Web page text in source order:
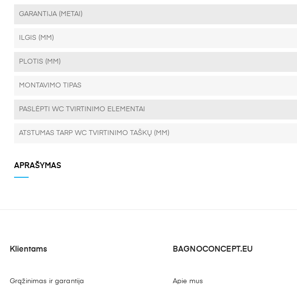
GARANTIJA (METAI)
ILGIS (MM)
PLOTIS (MM)
MONTAVIMO TIPAS
PASLĖPTI WC TVIRTINIMO ELEMENTAI
ATSTUMAS TARP WC TVIRTINIMO TAŠKŲ (MM)
APRAŠYMAS
Klientams
Grąžinimas ir garantija
BAGNOCONCEPT.EU
Apie mus